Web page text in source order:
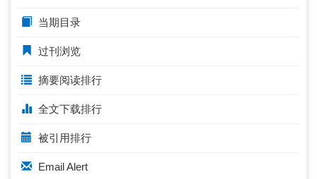
当期目录
过刊浏览
摘要阅读排行
全文下载排行
被引用排行
Email Alert